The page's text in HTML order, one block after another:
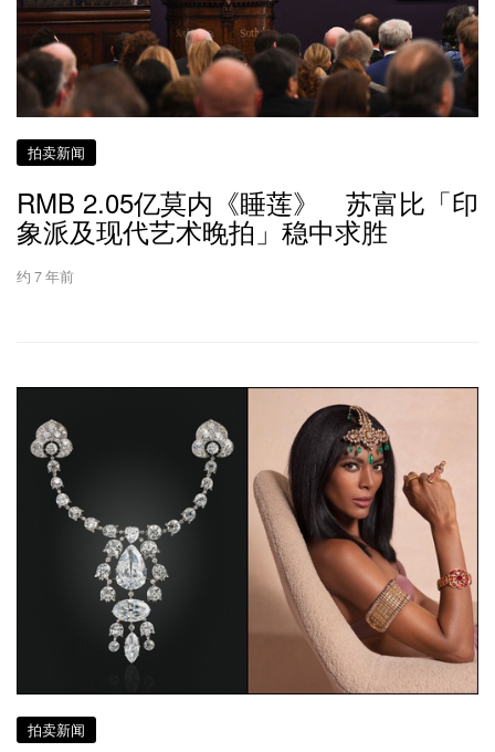
拍卖新闻
RMB 2.05亿莫内《睡莲》 苏富比「印
象派及现代艺术晚拍」稳中求胜
约 7 年前
拍卖新闻